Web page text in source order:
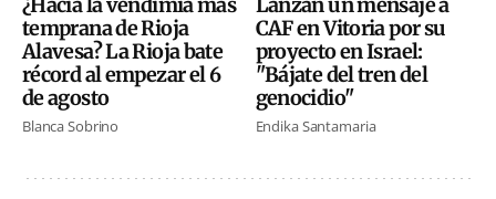
¿Hacia la vendimia más
temprana de Rioja
Alavesa? La Rioja bate
récord al empezar el 6
de agosto
Blanca Sobrino
Lanzan un mensaje a
CAF en Vitoria por su
proyecto en Israel:
"Bájate del tren del
genocidio"
Endika Santamaria